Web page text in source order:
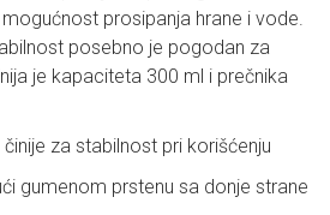
prosipanja hrane i vode.
posebno je pogodan za
je kapaciteta 300 ml i prečnika
za stabilnost pri korišćenju
gumenom prstenu sa donje strane